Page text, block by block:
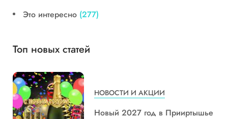
Это интересно (277)
Топ новых статей
НОВОСТИ И АКЦИИ
Новый 2027 год в Прииртышье